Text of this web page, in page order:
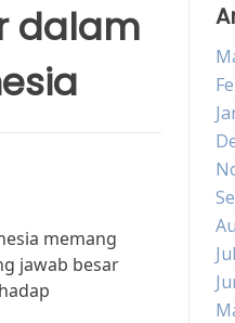
dalam
memang
jawab besar